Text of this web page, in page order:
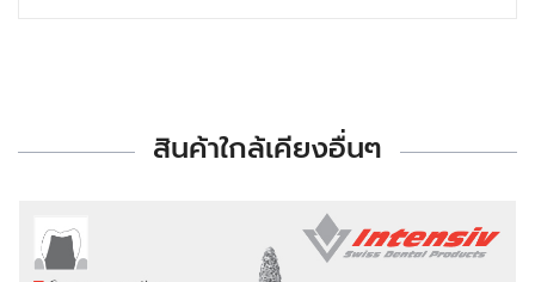
สินค้าใกล้เคียงอื่นๆ